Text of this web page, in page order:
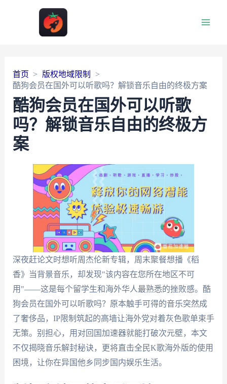
首页
版权地域限制
酷狗会员在国外可以听歌吗？解锁音乐自由的终极方案
酷狗会员在国外可以听歌
吗？解锁音乐自由的终极方
案
深夜赶论文时想听周杰伦新专辑，周末聚餐想播《稻
香》当背景音乐，却发现"该内容在您所在地区不可
用"——这是每个留学生和海外华人最熟悉的挫败感。酷
狗会员在国外可以听歌吗？原本触手可得的音乐突然成
了奢侈品，IP限制筑起的高墙让海外党对着灰色歌单束手
无策。别担心，用对回国加速器就能打破次元壁，本文
不仅揭晓音乐解封秘诀，更将直击全民K歌海外版的使用
困境，让你在异国他乡同步国内娱乐生活。